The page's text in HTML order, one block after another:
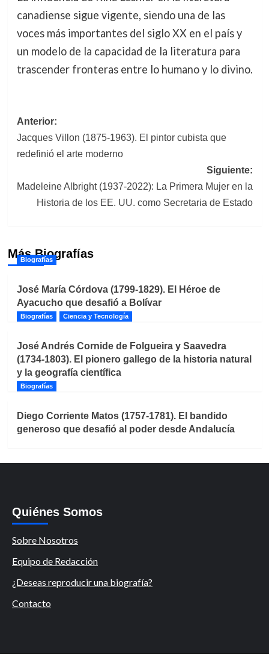
canadiense sigue vigente, siendo una de las
voces más importantes del siglo XX en el país y
un modelo de la capacidad de la literatura para
trascender fronteras entre lo humano y lo divino.
Navegación
de
Anterior:
Jacques Villon (1875-1963). El pintor cubista que
redefinió el arte moderno
Siguiente:
Madeleine Albright (1937-2022): La Primera Mujer en la
Historia de los EE. UU. como Secretaria de Estado
Más Biografías
Biografías
José María Córdova (1799-1829). El Héroe de
Ayacucho que desafió a Bolívar
Biografías Ciencia y Tecnología
José Andrés Cornide de Folgueira y Saavedra
(1734-1803). El pionero gallego de la historia natural
y la geografía científica
Biografías
Diego Corriente Matos (1757-1781). El bandido
generoso que desafió al poder desde Andalucía
Quiénes Somos
Sobre Nosotros
Equipo de Redacción
¿Deseas reproducir una biografía?
Contacto